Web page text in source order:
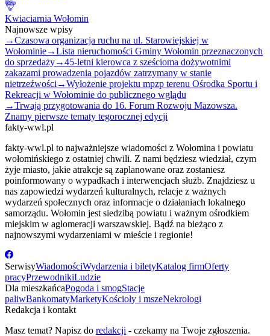
Kwiaciarnia Wołomin
Najnowsze wpisy
→Czasowa organizacja ruchu na ul. Starowiejskiej w
Wołominie→Lista nieruchomości Gminy Wołomin przeznaczonych
do sprzedaży→45-letni kierowca z sześcioma dożywotnimi
zakazami prowadzenia pojazdów zatrzymany w stanie
nietrzeźwości →Wyłożenie projektu mpzp terenu Ośrodka Sportu i
Rekreacji w Wołominie do publicznego wglądu
→Trwają przygotowania do 16. Forum Rozwoju Mazowsza.
Znamy pierwsze tematy tegorocznej edycji
fakty-wwl.pl
fakty-wwl.pl to najważniejsze wiadomości z Wołomina i powiatu
wołomińskiego z ostatniej chwili. Z nami będziesz wiedział, czym
żyje miasto, jakie atrakcje są zaplanowane oraz zostaniesz
poinformowany o wypadkach i interwencjach służb. Znajdziesz u
nas zapowiedzi wydarzeń kulturalnych, relacje z ważnych
wydarzeń społecznych oraz informacje o działaniach lokalnego
samorządu. Wołomin jest siedzibą powiatu i ważnym ośrodkiem
miejskim w aglomeracji warszawskiej. Bądź na bieżąco z
najnowszymi wydarzeniami w mieście i regionie!
SerwisyWiadomościWydarzenia i biletyKatalog firmOferty
pracyPrzewodnikiLudzie
Dla mieszkańcaPogoda i smogStacje
paliwBankomatyMarketyKościoły i mszeNekrologi
Redakcja i kontakt
Masz temat? Napisz do redakcji - czekamy na Twoje zgłoszenia.